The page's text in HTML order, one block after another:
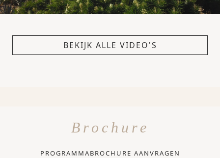
BEKIJK ALLE VIDEO'S
Brochure
PROGRAMMABROCHURE AANVRAGEN